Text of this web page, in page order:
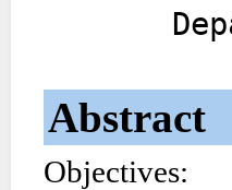
Abstract
Objectives: